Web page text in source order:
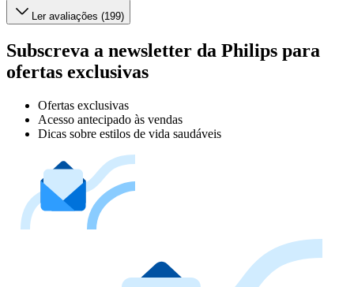
Ler avaliações (199)
Subscreva a newsletter da Philips para
ofertas exclusivas
Ofertas exclusivas
Acesso antecipado às vendas
Dicas sobre estilos de vida saudáveis